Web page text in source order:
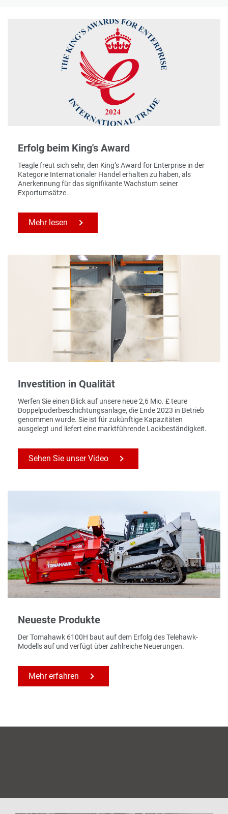
Erfolg beim King's Award
Teagle freut sich sehr, den King’s Award for Enterprise in der
Kategorie Internationaler Handel erhalten zu haben, als
Anerkennung für das signifikante Wachstum seiner
Exportumsätze.
Mehr lesen
Investition in Qualität
Werfen Sie einen Blick auf unsere neue 2,6 Mio. £ teure
Doppelpuderbeschichtungsanlage, die Ende 2023 in Betrieb
genommen wurde. Sie ist für zukünftige Kapazitäten
ausgelegt und liefert eine marktführende Lackbeständigkeit.
Sehen Sie unser Video
Neueste Produkte
Der Tomahawk 6100H baut auf dem Erfolg des Telehawk-
Modells auf und verfügt über zahlreiche Neuerungen.
Mehr erfahren